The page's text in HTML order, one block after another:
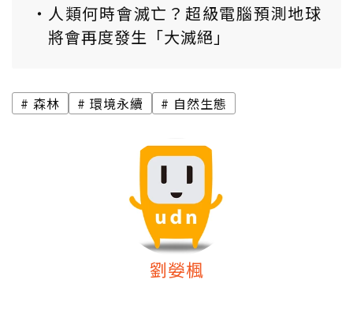
人類何時會滅亡？超級電腦預測地球
將會再度發生「大滅絕」
森林 環境永續 自然生態
劉嫈楓